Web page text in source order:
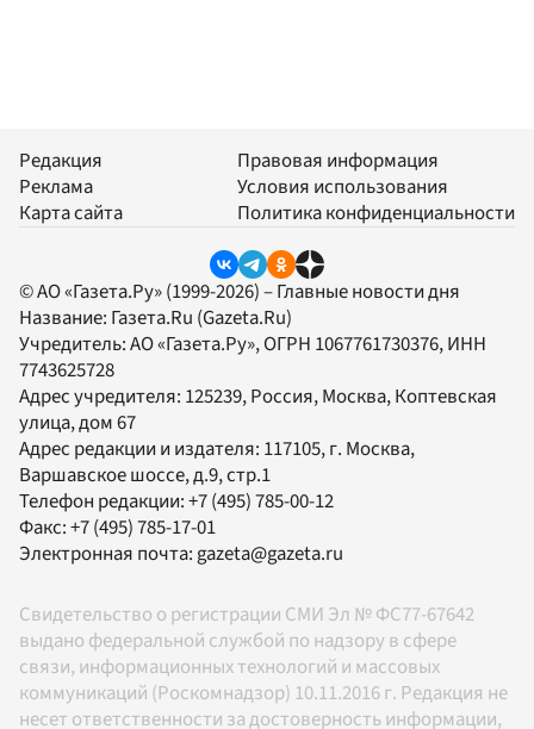
Редакция
Реклама
Карта сайта
Правовая информация
Условия использования
Политика конфиденциальности
© АО «Газета.Ру» (1999-2026) – Главные новости дня
Название: Газета.Ru (Gazeta.Ru)
Учредитель:АО «Газета.Ру», ОГРН 1067761730376, ИНН
7743625728
Адрес учредителя: 125239, Россия, Москва, Коптевская
улица, дом 67
Адрес редакции и издателя: 117105, г. Москва,
Варшавское шоссе, д.9, стр.1
Телефон редакции:+7 (495) 785-00-12
Факс:+7 (495) 785-17-01
Электронная почта:gazeta@gazeta.ru
Свидетельство о регистрации СМИ Эл № ФС77-67642
выдано федеральной службой по надзору в сфере
связи, информационных технологий и массовых
коммуникаций (Роскомнадзор) 10.11.2016 г. Редакция не
несет ответственности за достоверность информации,